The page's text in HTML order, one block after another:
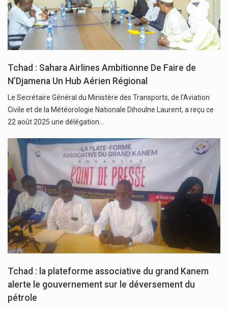
Tchad : Sahara Airlines Ambitionne De Faire de
N’Djamena Un Hub Aérien Régional
Le Secrétaire Général du Ministère des Transports, de l’Aviation
Civile et de la Météorologie Nationale Dihoulne Laurent, a reçu ce
22 août 2025 une délégation…
Tchad : la plateforme associative du grand Kanem
alerte le gouvernement sur le déversement du
pétrole